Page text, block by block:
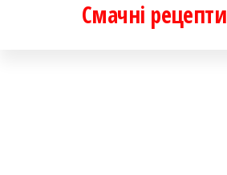
Смачні рецепти